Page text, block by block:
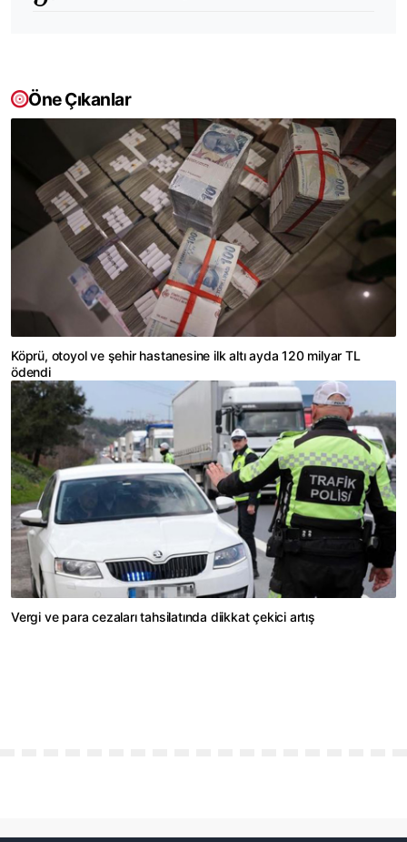
Öne Çıkanlar
Köprü, otoyol ve şehir hastanesine ilk altı ayda 120 milyar TL
ödendi
Vergi ve para cezaları tahsilatında diikkat çekici artış